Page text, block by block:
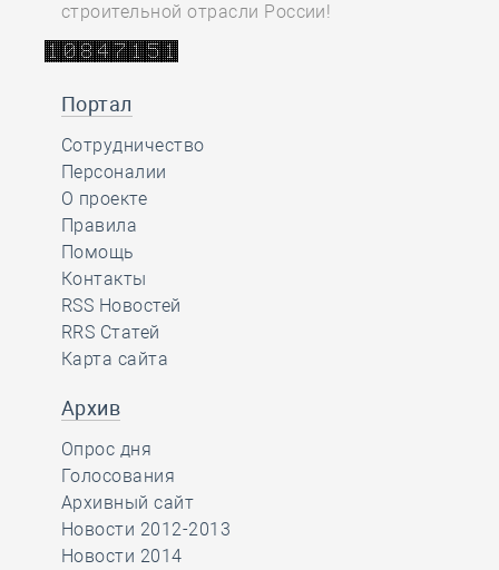
строительной отрасли России!
Портал
Сотрудничество
Персоналии
О проекте
Правила
Помощь
Контакты
RSS Новостей
RRS Статей
Карта сайта
Архив
Опрос дня
Голосования
Архивный сайт
Новости 2012-2013
Новости 2014